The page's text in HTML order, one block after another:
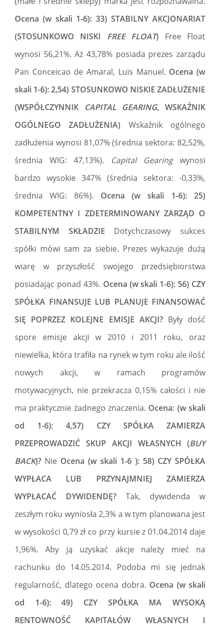
Ocena (w skali 1-6): 33) STABILNY AKCJONARIAT
(STOSUNKOWO NISKI FREE FLOAT) Free Float
wynosi 56,21%. Aż 43,78% posiada prezes zarządu
Pan Conceicao de Amaral, Luis Manuel. Ocena (w
skali 1-6): 2,54) STOSUNKOWO NISKIE ZADŁUŻENIE
(WSPÓŁCZYNNIK
CAPITAL GEARING, WSKAŹNIK
OGÓLNEGO ZADŁUŻENIA) Wskaźnik ogólnego
zadłużenia wynosi 81,07% (średnia sektora: 82,52%,
średnia WIG: 47,13%). Capital Gearingwynosi
bardzo wysokie 347% (średnia sektora: -0,33%,
średnia WIG: 86%). Ocena (w skali 1-6): 25)
KOMPETENTNY I ZDETERMINOWANY ZARZĄD O
STABILNYM SKŁADZIE Dotychczasowy sukces
spółki mówi sam za siebie. Prezes wykazuje dużą
wiarę w przyszłość swojego przedsiębiorstwa
posiadając ponad 43%. Ocena (w skali 1-6): 56) CZY
SPÓŁKA FINANSUJE LUB PLANUJE FINANSOWAĆ
SIĘ POPRZEZ KOLEJNE EMISJE AKCJI? Były dość
spore emisje akcji w 2010 i 2011 roku, oraz
niewielka, która trafiła na rynek w tym roku ale ilość
nowych akcji, w ramach programów
motywacyjnych, nie przekracza 0,15% całości i nie
ma praktycznie żadnego znaczenia. Ocena: (w skali
od 1-6): 4,57) CZY SPÓŁKA ZAMIERZA
PRZEPROWADZIĆ SKUP AKCJI WŁASNYCH (BUY
BACK)? Nie Ocena (w skali 1-6 ): 58) CZY SPÓŁKA
WYPŁACA LUB PRZYNAJMNIEJ ZAMIERZA
WYPŁACAĆ DYWIDENDĘ? Tak, dywidenda w
zeszłym roku wyniosła 2,3% a w tym planowana jest
w wysokości 0,79 zł co przy kursie z 01.04.2014 daje
1,96%. Aby ją uzyskać akcje należy mieć na
rachunku do 14.05.2014. Podoba mi się jednak
regularność, dlatego ocena dobra. Ocena (w skali
od 1-6): 49) CZY SPÓŁKA MA WYSOKĄ
RENTOWNOŚĆ KAPITAŁÓW WŁASNYCH I